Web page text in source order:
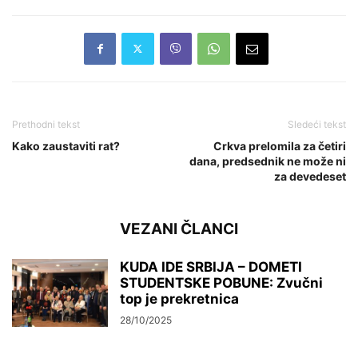
Prethodni tekst
Kako zaustaviti rat?
Sledeći tekst
Crkva prelomila za četiri
dana, predsednik ne može ni
za devedeset
VEZANI ČLANCI
KUDA IDE SRBIJA – DOMETI
STUDENTSKE POBUNE: Zvučni
top je prekretnica
28/10/2025